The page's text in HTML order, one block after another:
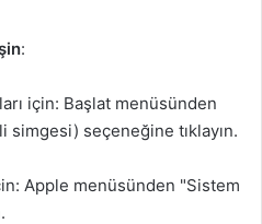
:
için: Başlat menüsünden
simgesi) seçeneğine tıklayın.
Apple menüsünden "Sistem